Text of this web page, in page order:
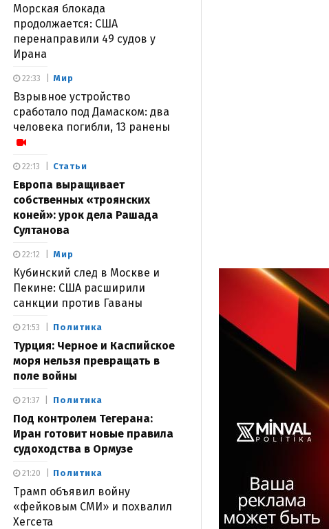
Морская блокада
продолжается: США
перенаправили 49 судов у
Ирана
Мир
Взрывное устройство
сработало под Дамаском: два
человека погибли, 13 ранены
22:33
Статьи
Европа выращивает
собственных «троянских
коней»: урок дела Рашада
Султанова
22:13
Мир
Кубинский след в Москве и
Пекине: США расширили
санкции против Гаваны
22:12
Политика
Турция: Черное и Каспийское
моря нельзя превращать в
поле войны
21:53
Политика
Под контролем Тегерана:
Иран готовит новые правила
судоходства в Ормузе
21:37
Политика
Трамп объявил войну
«фейковым СМИ» и похвалил
Хегсета
21:20